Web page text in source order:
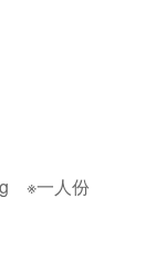
※一人份